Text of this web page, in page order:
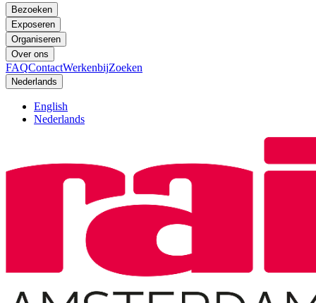
Bezoeken
Exposeren
Organiseren
Over ons
FAQContactWerkenbijZoeken
Nederlands
English
Nederlands